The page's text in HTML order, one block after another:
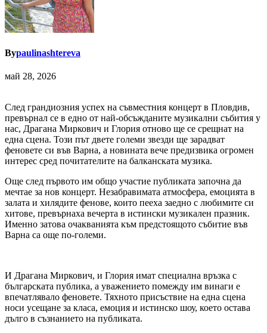
Bypaulinashtereva
май 28, 2026
След грандиозния успех на съвместния концерт в Пловдив,
превърнал се в едно от най-обсъжданите музикални събития у
нас, Драгана Миркович и Глория отново ще се срещнат на
една сцена. Този път двете големи звезди ще зарадват
феновете си във Варна, а новината вече предизвика огромен
интерес сред почитателите на балканската музика.
Още след първото им общо участие публиката започна да
мечтае за нов концерт. Незабравимата атмосфера, емоцията в
залата и хилядите фенове, които пееха заедно с любимите си
хитове, превърнаха вечерта в истински музикален празник.
Именно затова очакванията към предстоящото събитие във
Варна са още по-големи.
И Драгана Миркович, и Глория имат специална връзка с
българската публика, а уважението помежду им винаги е
впечатлявало феновете. Тяхното присъствие на една сцена
носи усещане за класа, емоция и истинско шоу, което остава
дълго в съзнанието на публиката.